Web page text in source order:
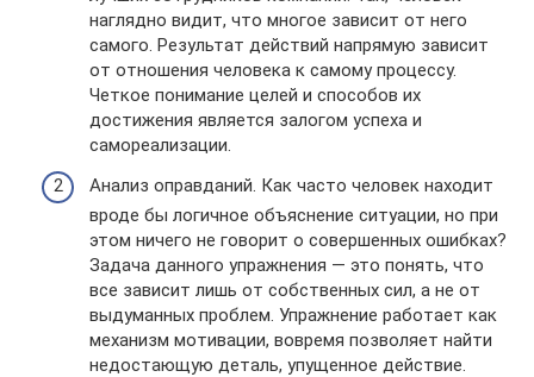
наглядно видит, что многое зависит от него
самого. Результат действий напрямую зависит
от отношения человека к самому процессу.
Четкое понимание целей и способов их
достижения является залогом успеха и
самореализации.
Анализ оправданий. Как часто человек находит
вроде бы логичное объяснение ситуации, но при
этом ничего не говорит о совершенных ошибках?
Задача данного упражнения — это понять, что
все зависит лишь от собственных сил, а не от
выдуманных проблем. Упражнение работает как
механизм мотивации, вовремя позволяет найти
недостающую деталь, упущенное действие.